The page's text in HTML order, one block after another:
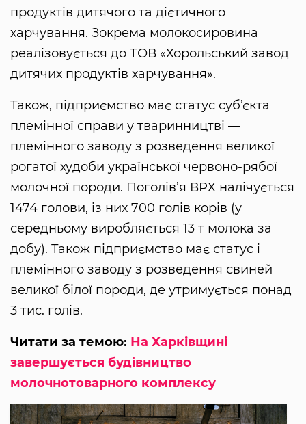
продуктів дитячого та дієтичного
харчування. Зокрема молокосировина
реалізовується до ТОВ «Хорольський завод
дитячих продуктів харчування».
Також, підприємство має статус суб’єкта
племінної справи у тваринництві —
племінного заводу з розведення великої
рогатої худоби української червоно-рябої
молочної породи. Поголів’я ВРХ налічується
1474 голови, із них 700 голів корів (у
середньому виробляється 13 т молока за
добу). Також підприємство має статус і
племінного заводу з розведення свиней
великої білої породи, де утримується понад
3 тис. голів.
Читати за темою: На Харківщині
завершується будівництво
молочнотоварного комплексу